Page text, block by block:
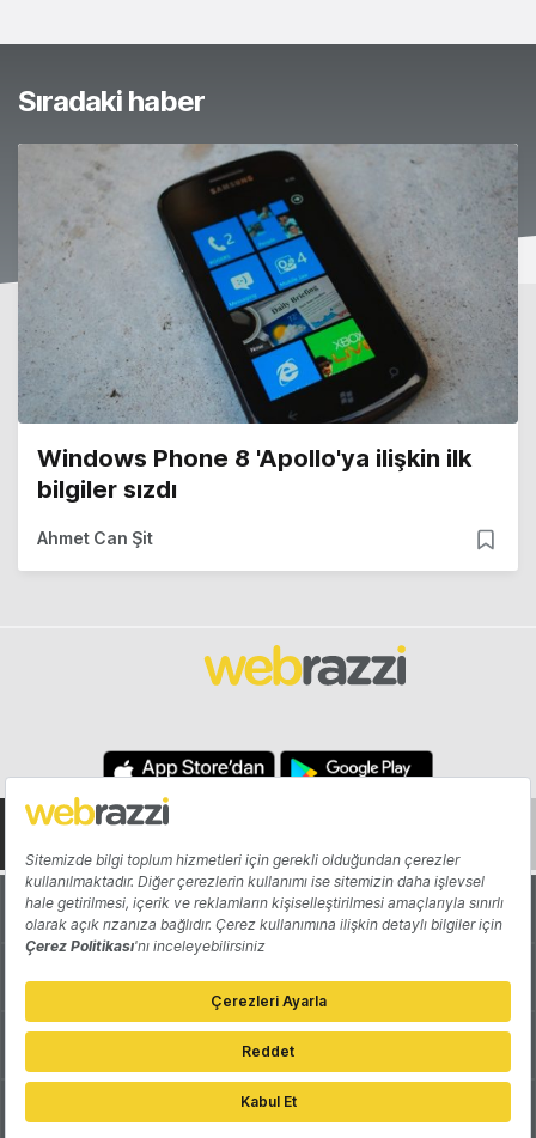
Sıradaki haber
Windows Phone 8 'Apollo'ya ilişkin ilk
bilgiler sızdı
Ahmet Can Şit
Hakkında Yazarlar
Katkıda Bulun Reklam